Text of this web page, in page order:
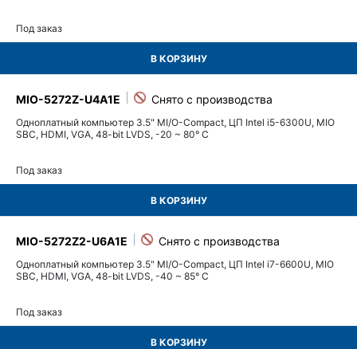
Под заказ
В КОРЗИНУ
MIO-5272Z-U4A1E
Одноплатный компьютер 3.5" MI/O-Compact, ЦП Intel i5-6300U, MIO
SBC, HDMI, VGA, 48-bit LVDS, -20 ~ 80° C
Под заказ
В КОРЗИНУ
MIO-5272Z2-U6A1E
Одноплатный компьютер 3.5" MI/O-Compact, ЦП Intel i7-6600U, MIO
SBC, HDMI, VGA, 48-bit LVDS, -40 ~ 85° C
Под заказ
В КОРЗИНУ